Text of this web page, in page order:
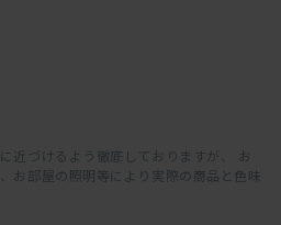
近づけるよう徹底しておりますが、 お
お部屋の照明等により実際の商品と色味